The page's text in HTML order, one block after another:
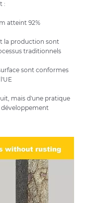
:
atteint 92%
la production sont
traditionnels
sont conformes
mais d'une pratique